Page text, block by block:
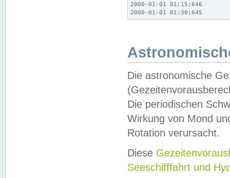
2000-01-01 01:15;646
2000-01-01 01:30;645
Die astronomische
Die periodischen
Wirkung von Mond
Rotation verursacht.
Diese
Seeschifffahrt und